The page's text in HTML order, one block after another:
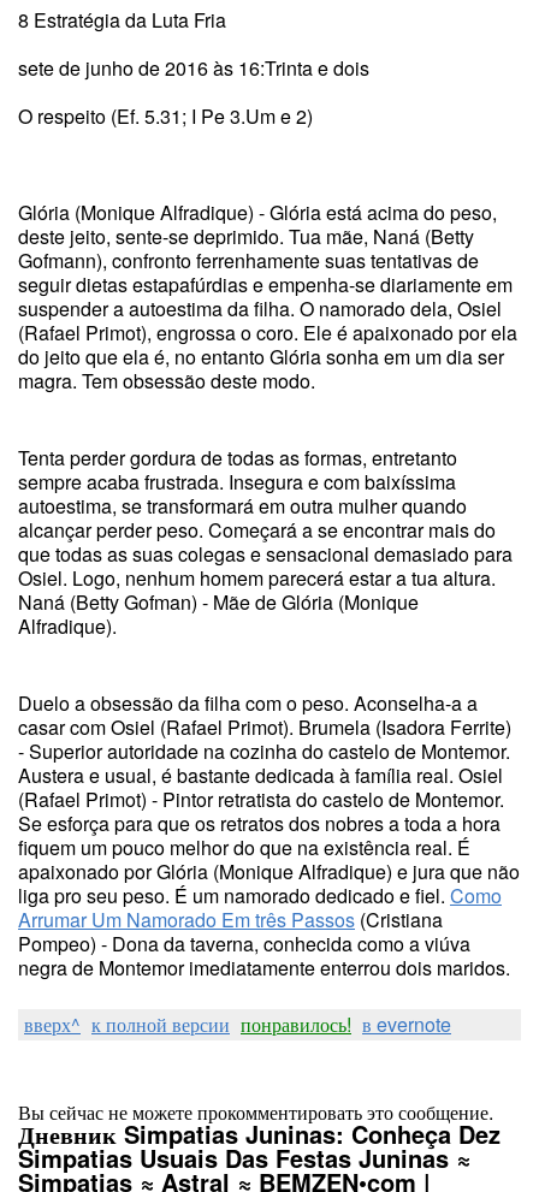
8 Estratégia da Luta Fria
sete de junho de 2016 às 16:Trinta e dois
O respeito (Ef. 5.31; I Pe 3.Um e 2)
Glória (Monique Alfradique) - Glória está acima do peso,
deste jeito, sente-se deprimido. Tua mãe, Naná (Betty
Gofmann), confronto ferrenhamente suas tentativas de
seguir dietas estapafúrdias e empenha-se diariamente em
suspender a autoestima da filha. O namorado dela, Osiel
(Rafael Primot), engrossa o coro. Ele é apaixonado por ela
do jeito que ela é, no entanto Glória sonha em um dia ser
magra. Tem obsessão deste modo.
Tenta perder gordura de todas as formas, entretanto
sempre acaba frustrada. Insegura e com baixíssima
autoestima, se transformará em outra mulher quando
alcançar perder peso. Começará a se encontrar mais do
que todas as suas colegas e sensacional demasiado para
Osiel. Logo, nenhum homem parecerá estar a tua altura.
Naná (Betty Gofman) - Mãe de Glória (Monique
Alfradique).
Duelo a obsessão da filha com o peso. Aconselha-a a
casar com Osiel (Rafael Primot). Brumela (Isadora Ferrite)
- Superior autoridade na cozinha do castelo de Montemor.
Austera e usual, é bastante dedicada à família real. Osiel
(Rafael Primot) - Pintor retratista do castelo de Montemor.
Se esforça para que os retratos dos nobres a toda a hora
fiquem um pouco melhor do que na existência real. É
apaixonado por Glória (Monique Alfradique) e jura que não
liga pro seu peso. É um namorado dedicado e fiel. Como
Arrumar Um Namorado Em três Passos (Cristiana
Pompeo) - Dona da taverna, conhecida como a viúva
negra de Montemor imediatamente enterrou dois maridos.
вверх^ к полной версии понравилось! в evernote
Вы сейчас не можете прокомментировать это сообщение.
Дневник Simpatias Juninas: Conheça Dez
Simpatias Usuais Das Festas Juninas ≈
Simpatias ≈ Astral ≈ BEMZEN•com |